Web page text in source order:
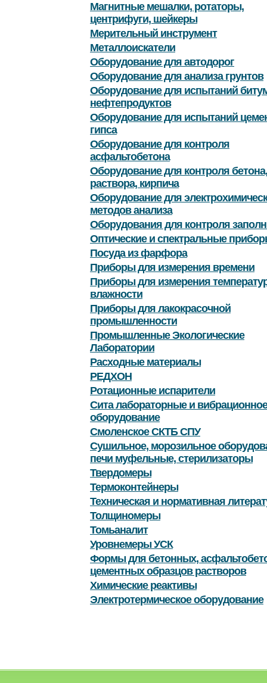
Магнитные мешалки, ротаторы,
центрифуги, шейкеры
Мерительный инструмент
Металлоискатели
Оборудование для автодорог
Оборудование для анализа грунтов
Оборудование для испытаний
нефтепродуктов
Оборудование для испытаний
гипса
Оборудование для контроля
асфальтобетона
Оборудование для контроля бетона,
раствора, кирпича
Оборудование для
методов анализа
Оборудования для контроля
Оптические и спектральные
Посуда из фарфора
Приборы для измерения времени
Приборы для измерения
влажности
Приборы для лакокрасочной
промышленности
Промышленные Экологические
Лаборатории
Расходные материалы
РЕДХОН
Ротационные испарители
Сита лабораторные и вибрационное
оборудование
Смоленское СКТБ СПУ
Сушильное, морозильное
печи муфельные, стерилизаторы
Твердомеры
Термоконтейнеры
Техническая и нормативная
Толщиномеры
Томьаналит
Уровнемеры УСК
Формы для бетонных,
цементных образцов растворов
Химические реактивы
Электротермическое оборудование